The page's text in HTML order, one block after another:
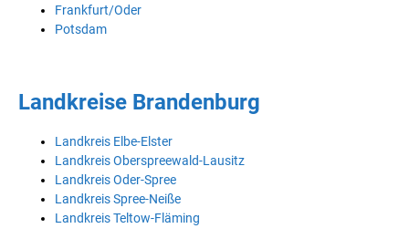
Frankfurt/Oder
Potsdam
Landkreise Brandenburg
Landkreis Elbe-Elster
Landkreis Oberspreewald-Lausitz
Landkreis Oder-Spree
Landkreis Spree-Neiße
Landkreis Teltow-Fläming